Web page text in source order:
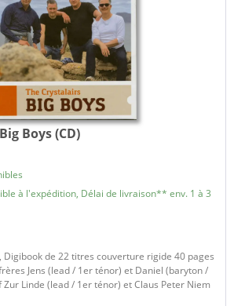
Big Boys (CD)
à l'expédition, Délai de livraison** env. 1 à 3
Digibook de 22 titres couverture rigide 40 pages
Jens (lead / 1er ténor) et Daniel (baryton /
Zur Linde (lead / 1er ténor) et Claus Peter Niem